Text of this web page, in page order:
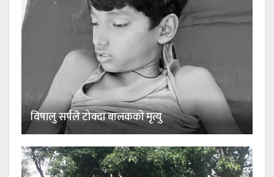
विषालु सर्पले टोक्दा बालकको मृत्यु